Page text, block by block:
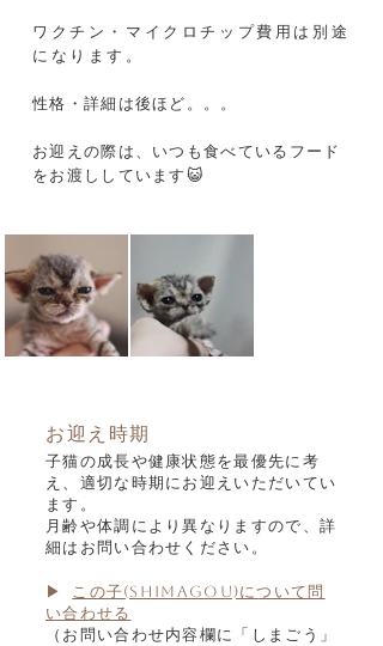
ワクチン・マイクロチップ費用は別途
になります。
性格・詳細は後ほど。。。
お迎えの際は、いつも食べているフード
をお渡ししています😺
お迎え時期
子猫の成長や健康状態を最優先に考
え、適切な時期にお迎えいただいてい
ます。
月齢や体調により異なりますので、詳
細はお問い合わせください。
▶ この子(Shimagou)について問
い合わせる
（お問い合わせ内容欄に「しまごう」